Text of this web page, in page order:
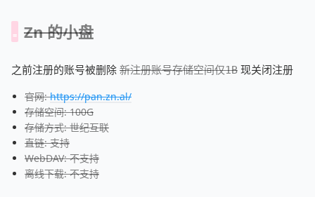
Zn 的小盘
之前注册的账号被删除 新注册账号存储空间仅1B 现关闭注册
官网:https://pan.zn.al/
存储空间: 100G
存储方式: 世纪互联
直链: 支持
WebDAV: 不支持
离线下载: 不支持